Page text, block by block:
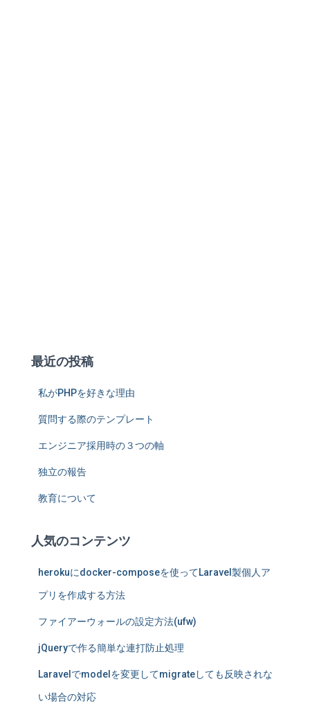
最近の投稿
私がPHPを好きな理由
質問する際のテンプレート
エンジニア採用時の３つの軸
独立の報告
教育について
人気のコンテンツ
herokuにdocker-composeを使ってLaravel製個人ア
プリを作成する方法
ファイアーウォールの設定方法(ufw)
jQueryで作る簡単な連打防止処理
Laravelでmodelを変更してmigrateしても反映されな
い場合の対応